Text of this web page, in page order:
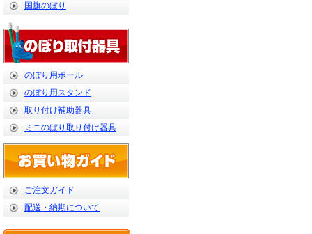
国旗のぼり
のぼり用ポール
のぼり用スタンド
取り付け補助器具
ミニのぼり取り付け器具
ご注文ガイド
配送・納期について